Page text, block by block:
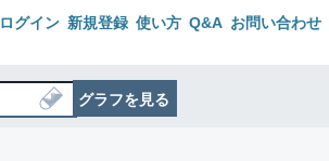
ログイン 新規登録 使い方 Q&A お問い合わせ
グラフを見る